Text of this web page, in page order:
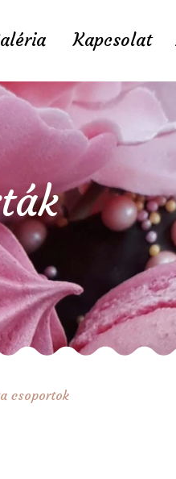
Kapcsolat
csoportok